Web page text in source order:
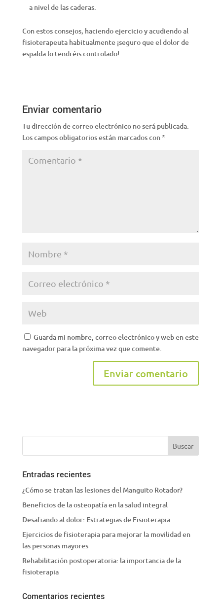
a nivel de las caderas.
Con estos consejos, haciendo ejercicio y acudiendo al
fisioterapeuta habitualmente ¡seguro que el dolor de
espalda lo tendréis controlado!
Enviar comentario
Tu dirección de correo electrónico no será publicada.
Los campos obligatorios están marcados con*
Guarda mi nombre, correo electrónico y web en este
navegador para la próxima vez que comente.
Entradas recientes
¿Cómo se tratan las lesiones del Manguito Rotador?
Beneficios de la osteopatía en la salud integral
Desafiando al dolor: Estrategias de Fisioterapia
Ejercicios de fisioterapia para mejorar la movilidad en
las personas mayores
Rehabilitación postoperatoria: la importancia de la
fisioterapia
Comentarios recientes